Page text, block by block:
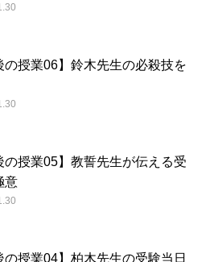
の授業06】鈴木先生の必殺技を
の授業05】教誓先生が伝える受
意
の授業04】柏木先生の受験当日